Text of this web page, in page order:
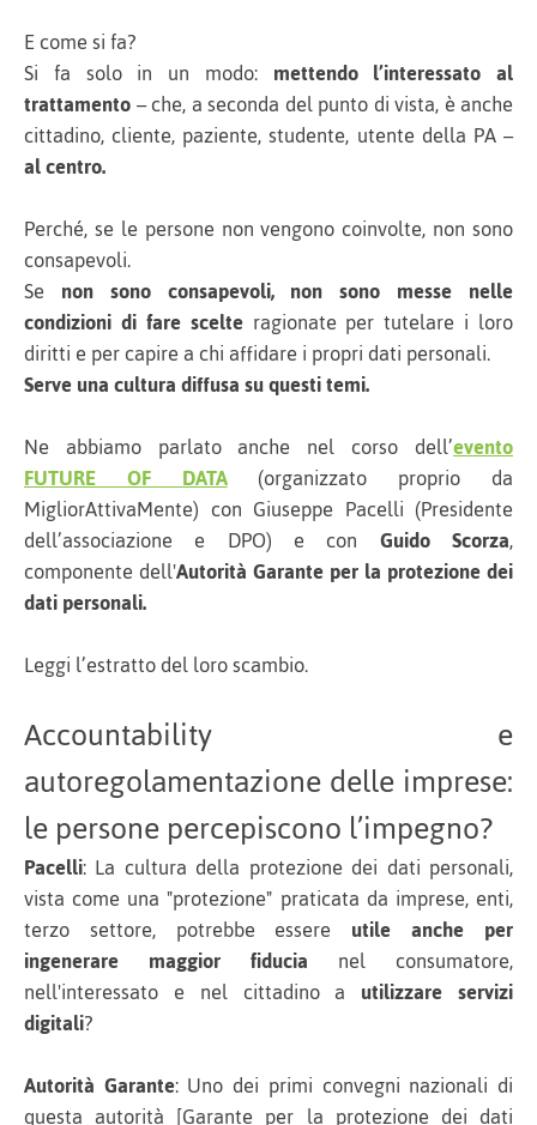
E come si fa?
Si fa solo in un modo: mettendo l’interessato al
trattamento– che, a seconda del punto di vista, è anche
cittadino, cliente, paziente, studente, utente della PA –
al centro.
Perché, se le persone non vengono coinvolte, non sono
consapevoli.
Se non sono consapevoli, non sono messe nelle
condizioni di fare scelte ragionate per tutelare i loro
diritti e per capire a chi affidare i propri dati personali.
Serve una cultura diffusa su questi temi.
Ne abbiamo parlato anche nel corso dell’evento
FUTURE OF DATA(organizzato proprio da
MigliorAttivaMente) con Giuseppe Pacelli (Presidente
dell’associazione e DPO) e con Guido Scorza,
componente dell'Autorità Garante per la protezione dei
dati personali.
Leggi l’estratto del loro scambio.
Accountability e
autoregolamentazione delle imprese:
le persone percepiscono l’impegno?
Pacelli: La cultura della protezione dei dati personali,
vista come una "protezione" praticata da imprese, enti,
terzo settore, potrebbe essere utile anche per
ingenerare maggior fiducia nel consumatore,
nell'interessato e nel cittadino a utilizzare servizi
digitali?
Autorità Garante: Uno dei primi convegni nazionali di
questa autorità [Garante per la protezione dei dati